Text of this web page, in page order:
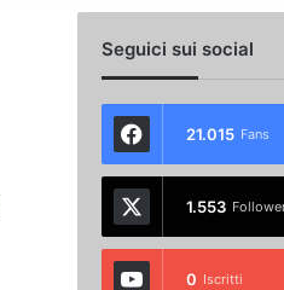
Seguici sui social
21.015 Fans
1.553
0 Iscritti